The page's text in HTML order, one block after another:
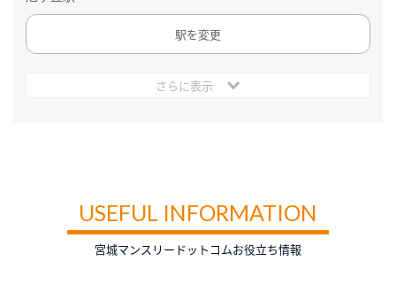
駅を変更
さらに表示
USEFUL INFORMATION
宮城マンスリードットコムお役立ち情報